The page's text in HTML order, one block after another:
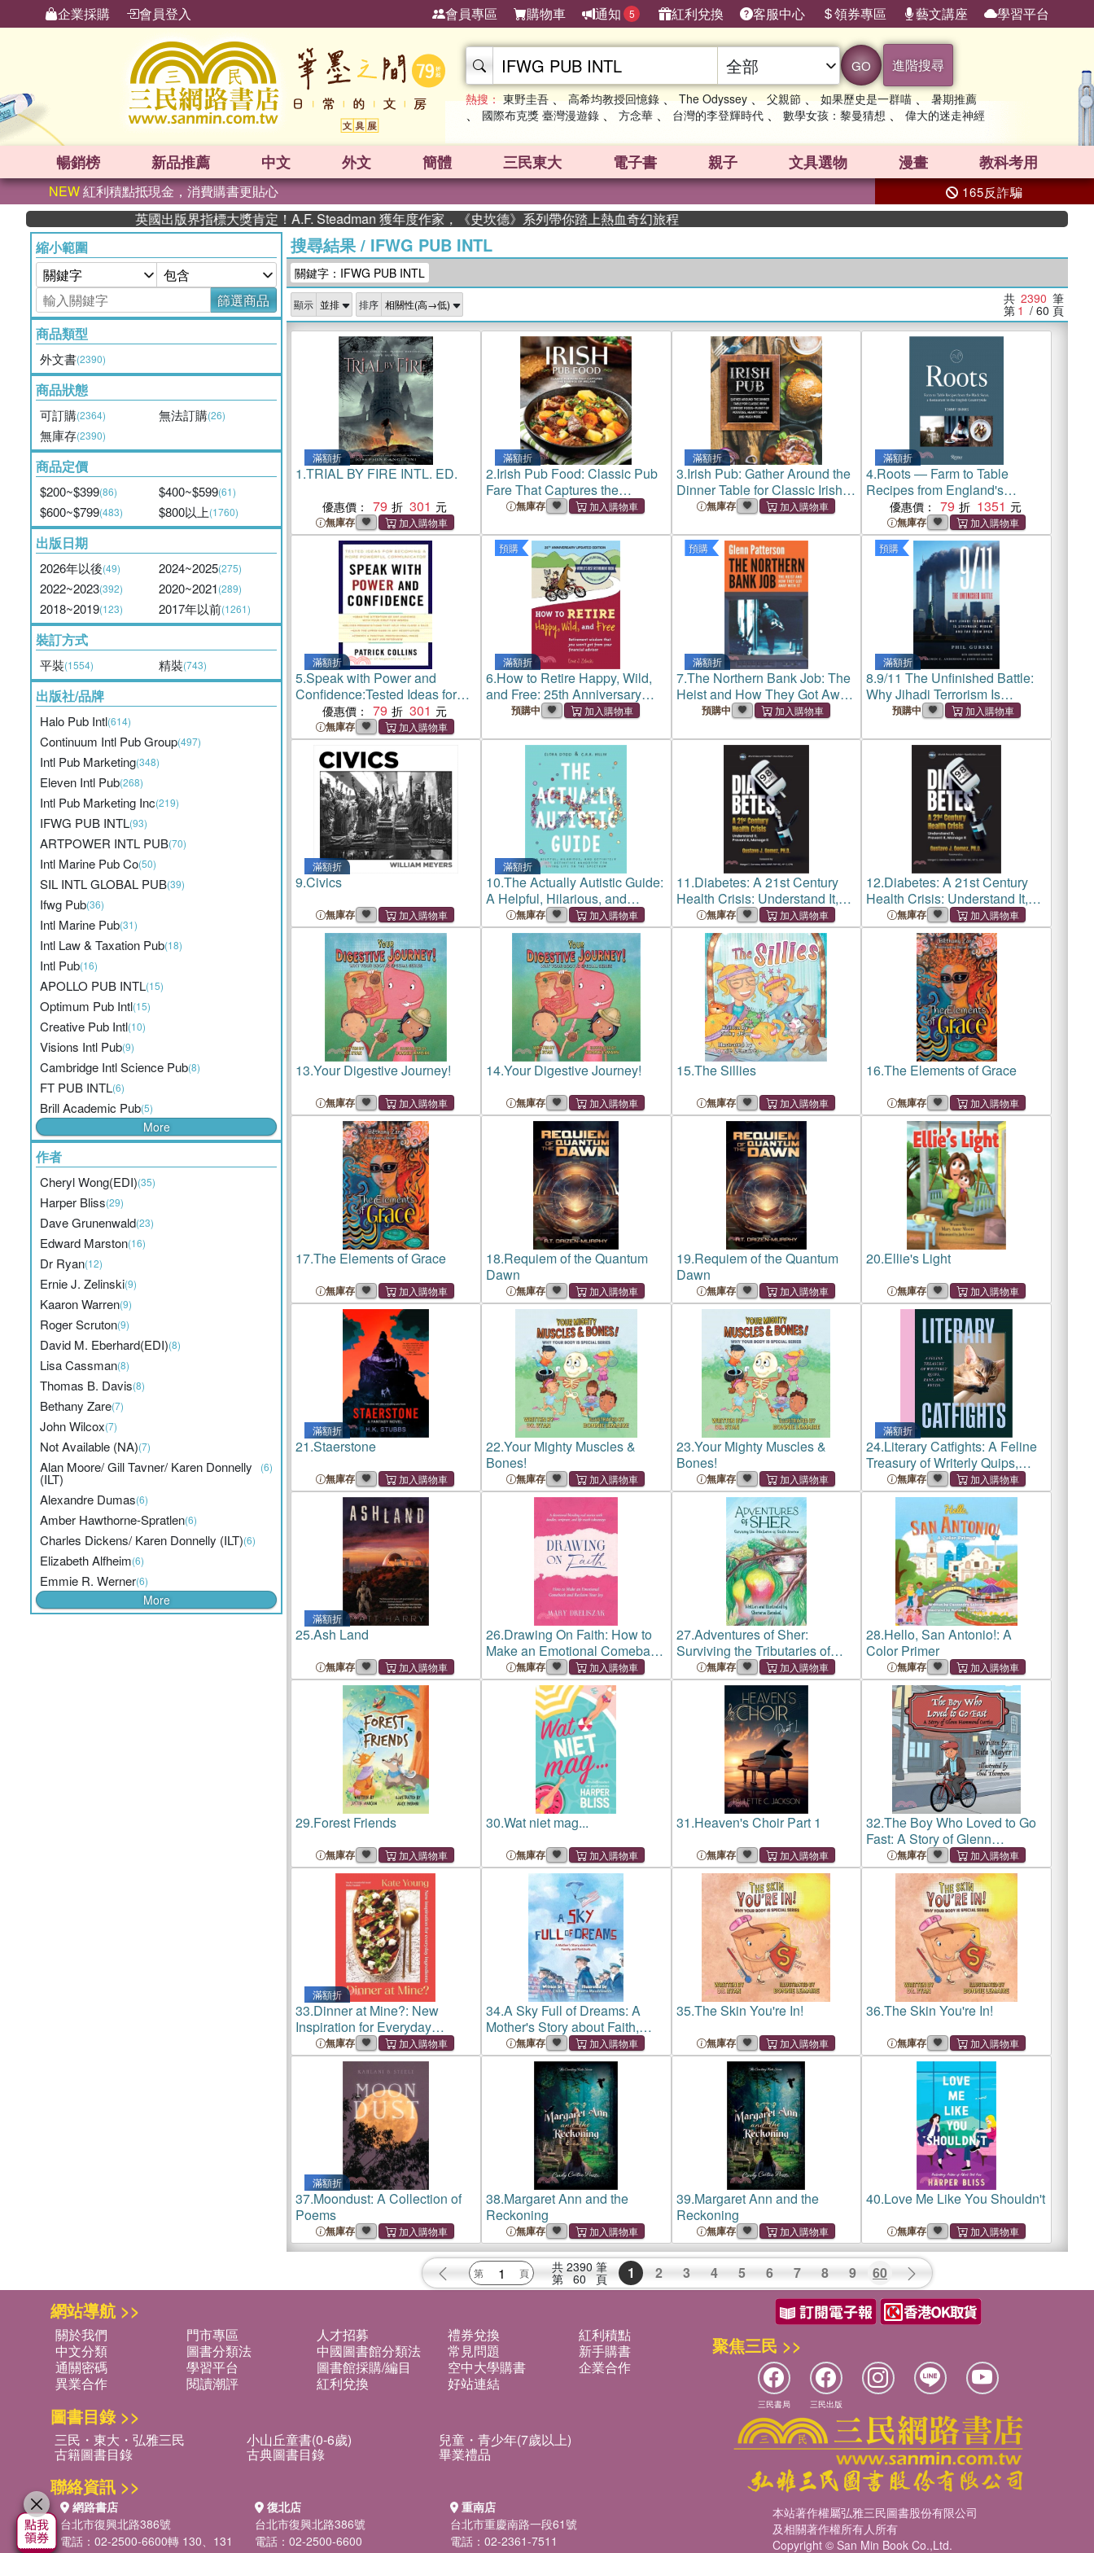
企業採購 會員登入 會員專區 購物車 通知 5 紅利兌換 客服中心 領券專區 藝文講座 學習平台
GO 進階搜尋
熱搜： 東野圭吾 、 高希均教授回憶錄 、 The Odyssey 、 父親節 、 如果歷史是一群喵 、 暑期推薦
、 國際布克獎 臺灣漫遊錄 、 方念華 、 台灣的李登輝時代 、 數學女孩：黎曼猜想 、 偉大的迷走神經
暢銷榜 新品推薦 中文 外文 簡體 三民東大 電子書 親子 文具選物 漫畫 教科考用
NEW紅利積點抵現金，消費購書更貼心 165反詐騙
英國出版界指標大獎肯定！A.F. Steadman 獲年度作家，《史坎德》系列帶你踏上熱血奇幻旅程
縮小範圍
篩選商品
商品類型
外文書(2390)
商品狀態
可訂購(2364) 無法訂購(26)
無庫存(2390)
商品定價
$200~$399(86) $400~$599(61)
$600~$799(483) $800以上(1760)
出版日期
2026年以後(49) 2024~2025(275)
2022~2023(392) 2020~2021(289)
2018~2019(123) 2017年以前(1261)
裝訂方式
平裝(1554) 精裝(743)
出版社/品牌
Halo Pub Intl(614)
Continuum Intl Pub Group(497)
Intl Pub Marketing(348)
Eleven Intl Pub(268)
Intl Pub Marketing Inc(219)
IFWG PUB INTL(93)
ARTPOWER INTL PUB(70)
Intl Marine Pub Co(50)
SIL INTL GLOBAL PUB(39)
Ifwg Pub(36)
Intl Marine Pub(31)
Intl Law & Taxation Pub(18)
Intl Pub(16)
APOLLO PUB INTL(15)
Optimum Pub Intl(15)
Creative Pub Intl(10)
Visions Intl Pub(9)
Cambridge Intl Science Pub(8)
FT PUB INTL(6)
Brill Academic Pub(5)
More
作者
Cheryl Wong(EDI)(35)
Harper Bliss(29)
Dave Grunenwald(23)
Edward Marston(16)
Dr Ryan(12)
Ernie J. Zelinski(9)
Kaaron Warren(9)
Roger Scruton(9)
David M. Eberhard(EDI)(8)
Lisa Cassman(8)
Thomas B. Davis(8)
Bethany Zare(7)
John Wilcox(7)
Not Available (NA)(7)
Alan Moore/ Gill Tavner/ Karen Donnelly
(ILT)
(6)
Alexandre Dumas(6)
Amber Hawthorne-Spratlen(6)
Charles Dickens/ Karen Donnelly (ILT)(6)
Elizabeth Alfheim(6)
Emmie R. Werner(6)
More
搜尋結果/ IFWG PUB INTL
關鍵字：IFWG PUB INTL
顯示 排序 共 2390 筆
第 1 / 60 頁
滿額折
1.TRIAL BY FIRE INTL. ED.
優惠價： 79 301
無庫存
滿額折
2.Irish Pub Food: Classic Pub
Fare That Captures the
Essence of Ireland
無庫存
滿額折
3.Irish Pub: Gather Around the
Dinner Table for Classic Irish
Comfort Foods
無庫存
滿額折
4.Roots ― Farm to Table
Recipes from England's
Michelin-Starred Pub, the
Black Swan
優惠價： 79 1351
無庫存
滿額折
5.Speak with Power and
Confidence:Tested Ideas for
Becoming a More Powerful
Communicator (Intl Edition)
優惠價： 79 301
無庫存
預購
滿額折
6.How to Retire Happy, Wild,
and Free: 25th Anniversary
Updated Edition: Retirement
from Your Financial Advisor
預購中
預購
滿額折
7.The Northern Bank Job: The
Heist and How They Got Away
with It預購中
預購
滿額折
8.9/11 The Unfinished Battle:
Why Jihadi Terrorism Is
Stronger, Wider, and Far From
預購中
滿額折
9.Civics
無庫存
滿額折
10.The Actually Autistic Guide:
A Helpful, Hilarious, and
Definitely Not Definitive
Handbook for Living Life on the
Spectrum
無庫存
11.Diabetes: A 21st Century
Health Crisis: Understand It,
Prevent It, Manage It
無庫存
12.Diabetes: A 21st Century
Health Crisis: Understand It,
Prevent It, Manage It
無庫存
13.Your Digestive Journey!
無庫存
14.Your Digestive Journey!
無庫存
15.The Sillies
無庫存
16.The Elements of Grace
無庫存
17.The Elements of Grace
無庫存
18.Requiem of the Quantum
Dawn
無庫存
19.Requiem of the Quantum
Dawn
無庫存
20.Ellie's Light
無庫存
滿額折
21.Staerstone
無庫存
22.Your Mighty Muscles &
Bones!
無庫存
23.Your Mighty Muscles &
Bones!
無庫存
滿額折
24.Literary Catfights: A Feline
Treasury of Writerly Quips,
Pans, and Feuds
無庫存
滿額折
25.Ash Land
無庫存
26.Drawing On Faith: How to
Make an Emotional Comeback
and Reclaim Your Joy
無庫存
27.Adventures of Sher:
Surviving the Tributaries of
South America
無庫存
28.Hello, San Antonio!: A
Color Primer
無庫存
29.Forest Friends
無庫存
30.Wat niet mag...
無庫存
31.Heaven's Choir Part 1
無庫存
32.The Boy Who Loved to Go
Fast: A Story of Glenn
Hammond Curtiss
無庫存
滿額折
33.Dinner at Mine?: New
Inspiration for Everyday
Ingredients
無庫存
34.A Sky Full of Dreams: A
Mother's Story about Faith,
Family, and Fortitude
無庫存
35.The Skin You're In!
無庫存
36.The Skin You're In!
無庫存
滿額折
37.Moondust: A Collection of
Poems
無庫存
38.Margaret Ann and the
Reckoning
無庫存
39.Margaret Ann and the
Reckoning
無庫存
40.Love Me Like You Shouldn't
無庫存
共 2390 筆
第 60 頁 1 2 3 4 5 6 7 8 9 60
網站導航 >>
關於我們 門市專區 人才招募 禮券兌換
紅利積點
中文分類
圖書分類法 中國圖書館分類法 常見問題
新手購書
通關密碼
學習平台 圖書館採購/編目 空中大學購書
企業合作
異業合作
閱讀潮評 紅利兌換 好站連結
圖書目錄 >>
三民・東大・弘雅三民 小山丘童書(0-6歲) 兒童・青少年(7歲以上)
古籍圖書目錄 古典圖書目錄 畢業禮品
聯絡資訊 >>
網路書店
台北市復興北路386號
電話：02-2500-6600轉 130、131
復北店
台北市復興北路386號
電話：02-2500-6600
重南店
台北市重慶南路一段61號
電話：02-2361-7511
聚焦三民 >>
三民書局 三民出版
本站著作權屬弘雅三民圖書股份有限公司
及相關著作權所有人所有
Copyright © San Min Book Co.,Ltd.